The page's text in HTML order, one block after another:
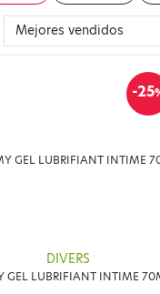
-25
DIVERS
GEL LUBRIFIANT INTIME